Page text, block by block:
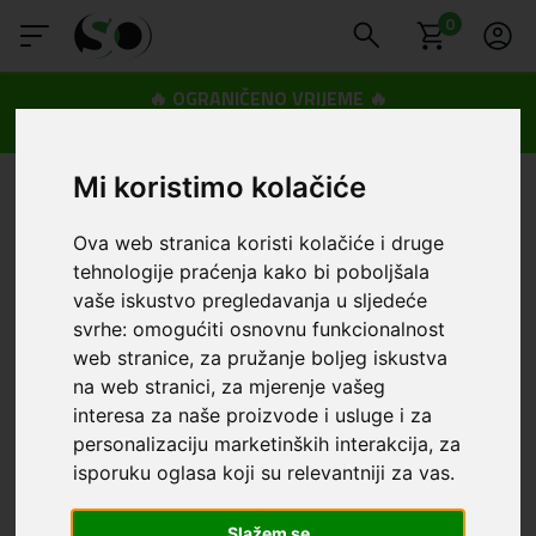
Mi koristimo kolačiće
Ova web stranica koristi kolačiće i druge
tehnologije praćenja kako bi poboljšala
vaše iskustvo pregledavanja u sljedeće
svrhe:omogućiti osnovnu funkcionalnost
web stranice, za pružanje boljeg iskustva
na web stranici, za mjerenje vašeg
interesa za naše proizvode i usluge i za
personalizaciju marketinških interakcija, za
isporuku oglasa koji su relevantniji za vas.
0
🔥 OGRANIČENO VRIJEME 🔥